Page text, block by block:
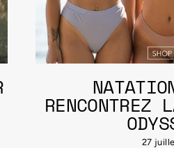
RENCONTREZ
27